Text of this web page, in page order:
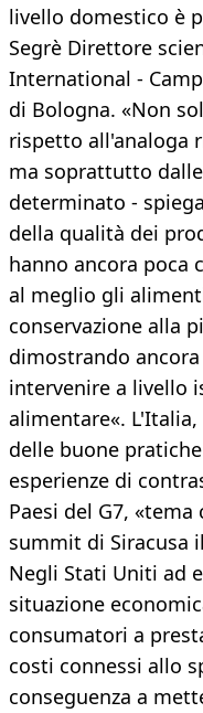
livello domestico è
Segrè Direttore
International -
di Bologna. «Non
rispetto all'analoga
ma soprattutto
determinato -
della qualità dei
hanno ancora poca
al meglio gli
conservazione alla
dimostrando
intervenire a livello
alimentare«.
delle buone
esperienze di
Paesi del G7,
summit di Siracusa
Negli Stati Uniti ad
situazione
consumatori a
costi connessi allo
conseguenza a